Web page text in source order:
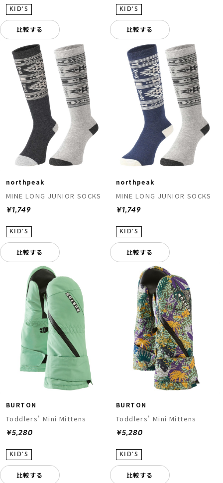
比較する 比較する
northpeak
MINE LONG JUNIOR SOCKS
¥1,749
比較する
northpeak
MINE LONG JUNIOR SOCKS
¥1,749
比較する
BURTON
Toddlers' Mini Mittens
¥5,280
比較する
BURTON
Toddlers' Mini Mittens
¥5,280
比較する